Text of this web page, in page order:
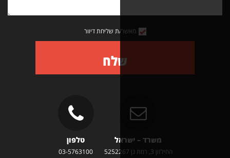
מאשר/ת שליחת דיוור
טלפון
03-5763100